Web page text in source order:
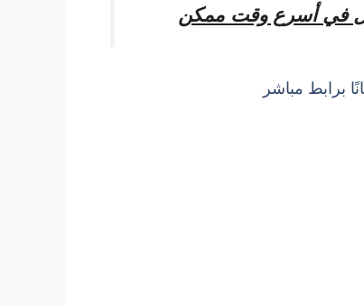
في أسرع وقت ممكن